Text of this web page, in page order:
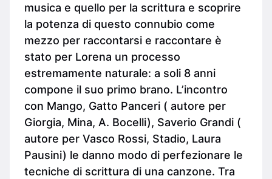
musica e quello per la scrittura e scoprire
la potenza di questo connubio come
mezzo per raccontarsi e raccontare è
stato per Lorena un processo
estremamente naturale: a soli 8 anni
compone il suo primo brano. L’incontro
con Mango, Gatto Panceri ( autore per
Giorgia, Mina, A. Bocelli), Saverio Grandi (
autore per Vasco Rossi, Stadio, Laura
Pausini) le danno modo di perfezionare le
tecniche di scrittura di una canzone. Tra